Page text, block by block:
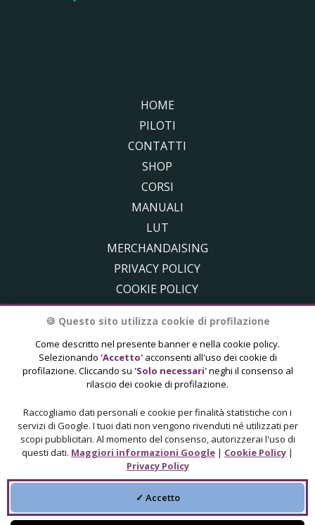
HOME
PILOTI
CONTATTI
SHOP
CORSI
MANUALI
LUT
MERCHANDAISING
PRIVACY POLICY
COOKIE POLICY
CONDIZIONI DI VENDITA DEI SERVIZI
🍪 AGGIORNA LE PREFERENZE SUI COOKIE
di Calcutta 13, 24030 Mapello (Bergamo)
P.IVA 04448260168, C.F CCRFNC78P50G856R -
Bergamo - commerciale@andreapinotti.com
🍪 Questo sito utilizza cookie di profilazione
Come descritto nel presente banner e nella cookie policy.
Selezionando 'Accetto'acconsenti all'uso dei cookie di
profilazione. Cliccando su 'Solo necessari'neghi il consenso al
rilascio dei cookie di profilazione.
Raccogliamo dati personali e cookie per finalità statistiche con i
servizi di Google. I tuoi dati non vengono rivenduti né utilizzati per
scopi pubblicitari. Al momento del consenso, autorizzerai l'uso di
questi dati. Maggiori informazioni Google | Cookie Policy |
Privacy Policy
✓ Accetto